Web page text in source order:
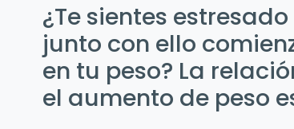
¿Te sientes
junto con ello
en tu peso? La
el aumento de peso